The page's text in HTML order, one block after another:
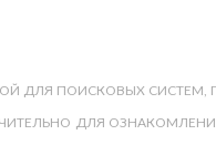
ДЛЯ ПОИСКОВЫХ СИСТЕМ,
ДЛЯ